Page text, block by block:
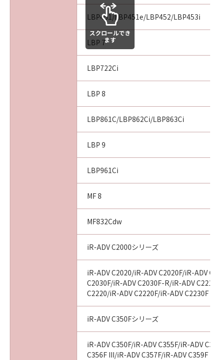
LBP451/LBP451e/LBP452/LBP453i
LBP 7
LBP722Ci
LBP 8
LBP861C/LBP862Ci/LBP863Ci
LBP 9
LBP961Ci
MF 8
MF832Cdw
iR-ADV C2000シリーズ
iR-ADV C2020/iR-ADV C2020F/iR-ADV
C2030F/iR-ADV C2030F-R/iR-ADV
C2220/iR-ADV C2220F/iR-ADV C2230F
iR-ADV C350Fシリーズ
iR-ADV C350F/iR-ADV C355F/iR-ADV
C356F III/iR-ADV C357F/iR-ADV C359F
スクロールでき
ます